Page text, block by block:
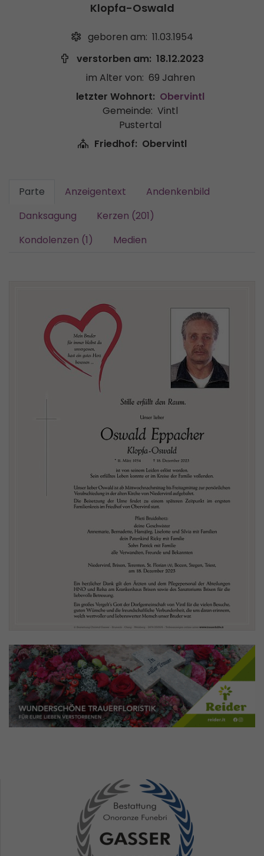
Klopfa-Oswald
geboren am: 11.03.1954
verstorben am: 18.12.2023
im Alter von: 69 Jahren
letzter Wohnort: Obervintl
Gemeinde: Vintl
Pustertal
Friedhof: Obervintl
Parte Anzeigentext
Andenkenbild
Danksagung
Kerzen (201)
Kondolenzen (1)
Medien